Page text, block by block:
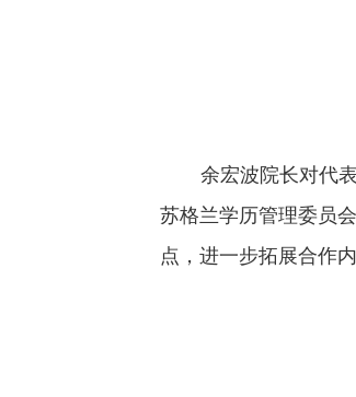
余宏波院长对代
苏格兰学历管理委员
点，进一步拓展合作